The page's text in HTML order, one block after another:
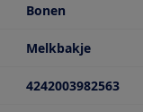
Bonen
Melkbakje
4242003982563